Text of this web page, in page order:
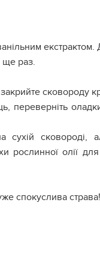
ще раз.
закрийте
переверніть
сухій сковороді,
рослинної олії
спокуслива